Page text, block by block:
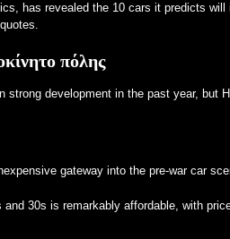
has revealed the 10 cars it predicts
πόλης
development in the past year, but
gateway into the pre-war car
30s is remarkably affordable, with